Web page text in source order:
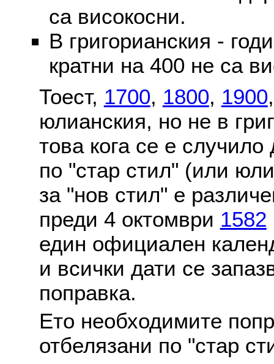
са високосни.
В григорианския -
кратни на 400 не са
Тоест, 1700, 1800, 1900
юлианския, но не в
това кога се е
по "стар стил" (или
за "нов стил" е
преди 4 октомври 1582
един официален
и всички дати се
поправка.
Ето необходимите
отбелязани по "стар